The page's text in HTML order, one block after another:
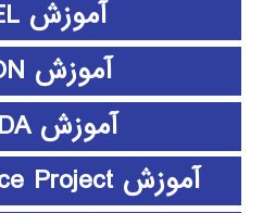
آموزش LISREL
آموزش LUMION
آموزش MAXQDA
آموزش Microsoft Office Project